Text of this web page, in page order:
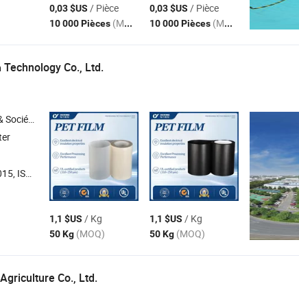
0,03 $US / Pièce
10 000 Pièces (MOQ)
0,03 $US / Pièce
10 000 Pièces (MOQ)
Technology Co., Ltd.
1,1 $US / Kg
50 Kg (MOQ)
1,1 $US / Kg
50 Kg (MOQ)
Co., Ltd.